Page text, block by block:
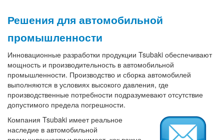
Решения для автомобильной
промышленности
Инновационные разработки продукции Tsubaki обеспечивают
мощность и производительность в автомобильной
промышленности. Производство и сборка автомобилей
выполняются в условиях высокого давления, где
производственные потребности подразумевают отсутствие
допустимого предела погрешности.
Компания Tsubaki имеет реальное
наследие в автомобильной